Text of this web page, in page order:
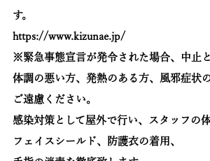
す。
https://www.kizunae.jp/
※緊急事態宣言が発令された場合、中止と
体調の悪い方、発熱のある方、風邪症状
ご遠慮ください。
感染対策として屋外で行い、スタッフの
フェイスシールド、防護衣の着用、